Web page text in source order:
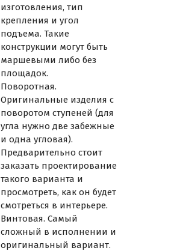
изготовления, тип
крепления и угол
подъема. Такие
конструкции могут быть
маршевыми либо без
площадок.
Поворотная.
Оригинальные изделия с
поворотом ступеней (для
угла нужно две забежные
и одна угловая).
Предварительно стоит
заказать проектирование
такого варианта и
просмотреть, как он будет
смотреться в интерьере.
Винтовая. Самый
сложный в исполнении и
оригинальный вариант.